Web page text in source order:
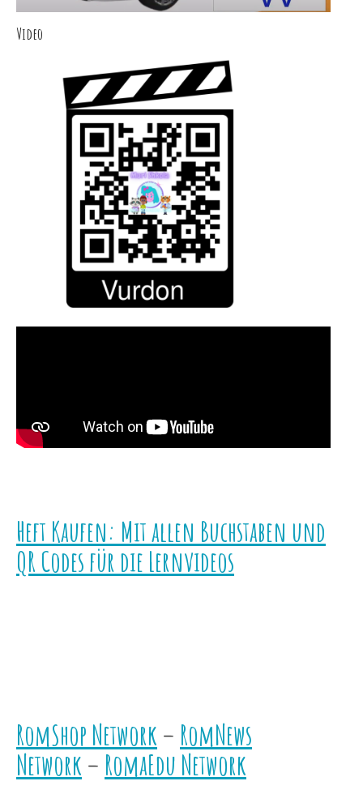
Video
Heft Kaufen: Mit allen Buchstaben und
QR Codes für die Lernvideos
RomShop Network – RomNews
Network – RomaEdu Network